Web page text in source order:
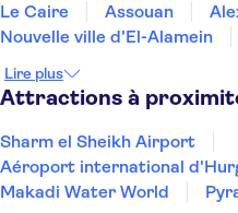
Le Caire
Assouan
Nouvelle ville d'El-Alamein
Lire plus
Attractions à
Sharm el Sheikh Airport
Aéroport international
Makadi Water World